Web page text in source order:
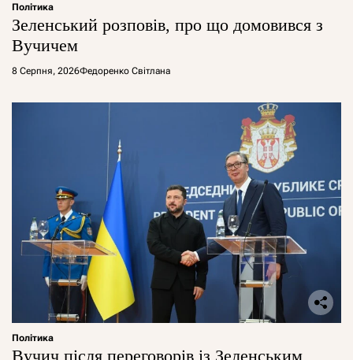
Політика
Зеленський розповів, про що домовився з
Вучичем
8 Серпня, 2026Федоренко Світлана
Політика
Вучич після переговорів із Зеленським